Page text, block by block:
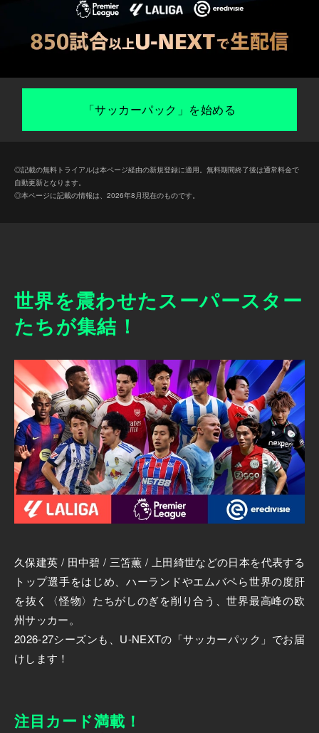
「サッカーパック」を始める
◎記載の無料トライアルは本ページ経由の新規登録に適用。無料期間終了後は通常料金で
自動更新となります。
◎本ページに記載の情報は、2026年8月現在のものです。
世界を震わせたスーパースター
たちが集結！
久保建英 / 田中碧 / 三笘薫 / 上田綺世などの日本を代表する
トップ選手をはじめ、ハーランドやエムバペら世界の度肝
を抜く〈怪物〉たちがしのぎを削り合う、世界最高峰の欧
州サッカー。
2026-27シーズンも、U-NEXTの「サッカーパック」でお届
けします！
注目カード満載！